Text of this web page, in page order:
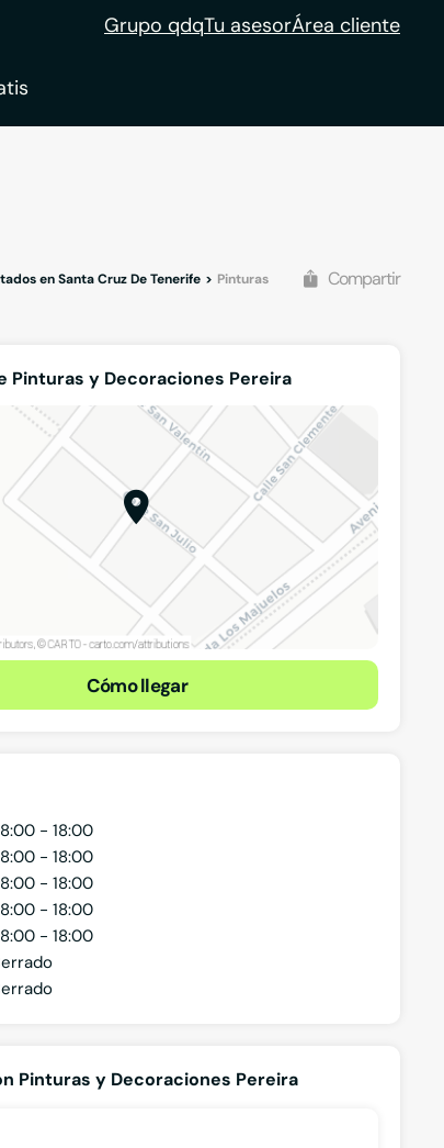
Grupo qdqTu asesorÁrea cliente
en Santa Cruz De Tenerife Pinturas y Decoraciones Pereira
Compartir
Pinturas y Decoraciones Pereira
Cómo llegar
- 18:00
- 18:00
- 18:00
- 18:00
- 18:00
Pinturas y Decoraciones Pereira